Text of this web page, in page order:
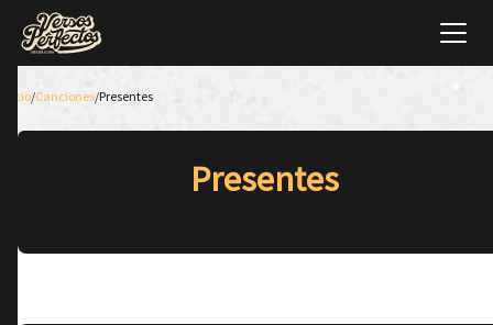
Inicio/Canciones/Presentes
Presentes